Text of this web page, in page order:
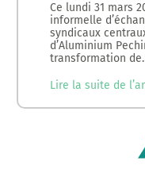
Ce lundi 31 mars
informelle
syndicaux
d’Aluminium
transformation
Lire la suite de